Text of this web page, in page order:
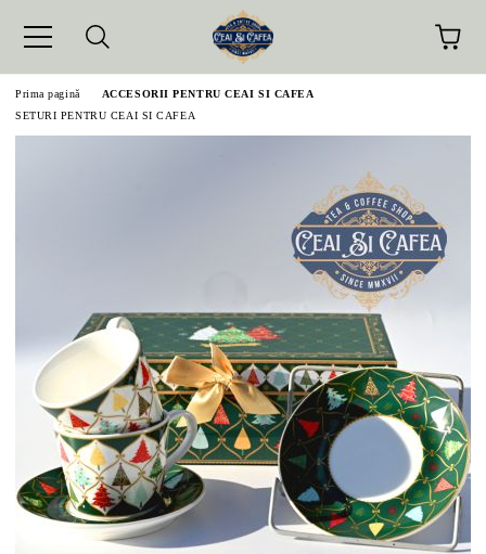
Prima pagină
ACCESORII PENTRU CEAI SI CAFEA
SETURI PENTRU CEAI SI CAFEA